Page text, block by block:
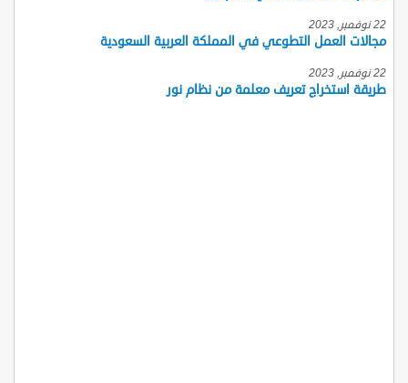
22 نوفمبر, 2023
مجالات العمل التطوعي في المملكة العربية السعودية
22 نوفمبر, 2023
طريقة استخراج تعريف معلمة من نظام نور